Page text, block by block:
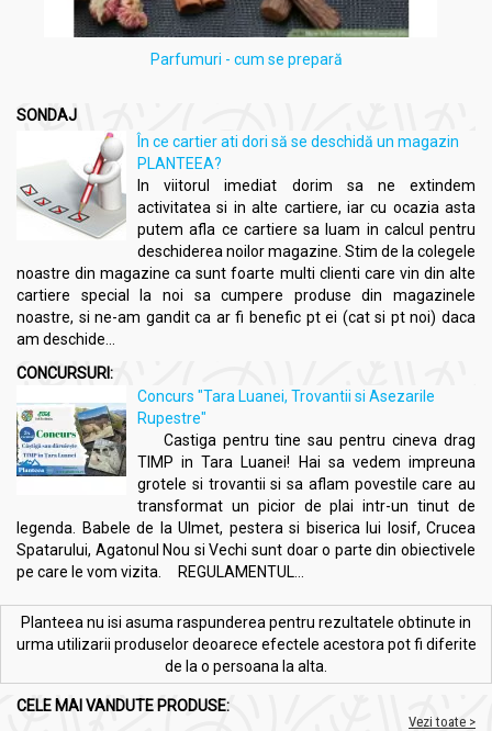
Parfumuri - cum se prepară
SONDAJ
În ce cartier ati dori să se deschidă un magazin
PLANTEEA?
In viitorul imediat dorim sa ne extindem
activitatea si in alte cartiere, iar cu ocazia asta
putem afla ce cartiere sa luam in calcul pentru
deschiderea noilor magazine. Stim de la colegele
noastre din magazine ca sunt foarte multi clienti care vin din alte
cartiere special la noi sa cumpere produse din magazinele
noastre, si ne-am gandit ca ar fi benefic pt ei (cat si pt noi) daca
am deschide...
CONCURSURI:
Concurs "Tara Luanei, Trovantii si Asezarile
Rupestre"
Castiga pentru tine sau pentru cineva drag
TIMP in Tara Luanei! Hai sa vedem impreuna
grotele si trovantii si sa aflam povestile care au
transformat un picior de plai intr-un tinut de
legenda. Babele de la Ulmet, pestera si biserica lui Iosif, Crucea
Spatarului, Agatonul Nou si Vechi sunt doar o parte din obiectivele
pe care le vom vizita. REGULAMENTUL...
Planteea nu isi asuma raspunderea pentru rezultatele obtinute in
urma utilizarii produselor deoarece efectele acestora pot fi diferite
de la o persoana la alta.
CELE MAI VANDUTE PRODUSE:
Vezi toate >